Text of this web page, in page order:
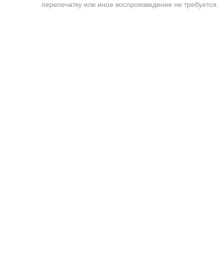
перепечатку или иное воспроизведение не требуется.